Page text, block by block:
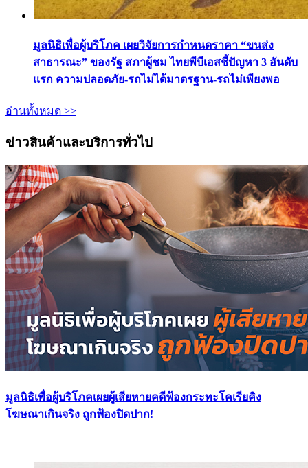
มูลนิธิเพื่อผู้บริโภค เผยวิจัยการกำหนดราคา “ขนส่ง
สาธารณะ” ของรัฐ สภาผู้ชม ไทยพีบีเอสชี้ปัญหา 3 อันดับ
แรก ความปลอดภัย-รถไม่ได้มาตรฐาน-รถไม่เพียงพอ
อ่านทั้งหมด >>
ข่าวสินค้าและบริการทั่วไป
มูลนิธิเพื่อผู้บริโภคเผยผู้เสียหายคดีฟ้องกระทะโคเรียคิง
โฆษณาเกินจริง ถูกฟ้องปิดปาก!